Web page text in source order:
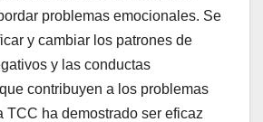
problemas emocionales. Se
y cambiar los patrones de
y las conductas
contribuyen a los problemas
TCC ha demostrado ser eficaz